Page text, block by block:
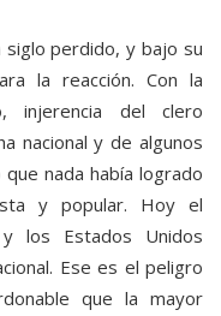
siglo perdido, y bajo su
la reacción. Con la
injerencia del clero
nacional y de algunos
nada había logrado
y popular. Hoy el
los Estados Unidos
Ese es el peligro
que la mayor